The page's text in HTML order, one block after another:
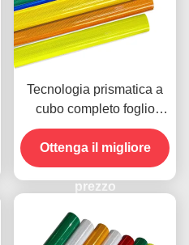
Tecnologia prismatica a
cubo completo foglio
riflettente di grado
diamante con durata di 10
anni per la sicurezza
stradale
Ottenga il migliore
prezzo